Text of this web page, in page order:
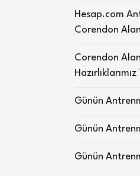
Hesap.com
Corendon
Corendon
Günün
Günün
Günün